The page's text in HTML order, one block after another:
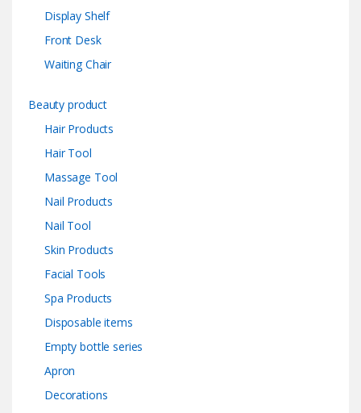
Display Shelf
Front Desk
Waiting Chair
Beauty product
Hair Products
Hair Tool
Massage Tool
Nail Products
Nail Tool
Skin Products
Facial Tools
Spa Products
Disposable items
Empty bottle series
Apron
Decorations